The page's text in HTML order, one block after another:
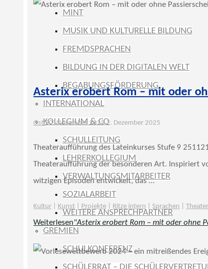
MINT
MUSIK UND KULTURELLE BILDUNG
FREMDSPRACHEN
BILDUNG IN DER DIGITALEN WELT
BEGABUNGSFÖRDERUNG
INTERNATIONAL
KOLLEGIUM & CO
SCHULLEITUNG
LEHRERKOLLEGIUM
VERWALTUNGSMITARBEITER
SOZIALARBEIT
WEITERE ANSPRECHPARTNER
GREMIEN
SCHULKONFERENZ
Asterix erobert Rom – mit oder
Ost 20. November 20252. Dezember 2025
Theateraufführung des Lateinkurses Stufe 9
Theateraufführung der besonderen Art. Inspiriert
witzigen Episoden entwickelt, das …
Kultur Kunst Projekte Ritze intern Sprachen Theater
Weiterlesen"Asterix erobert Rom – mit oder ohne